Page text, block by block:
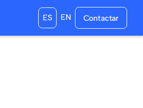
ES EN Contactar